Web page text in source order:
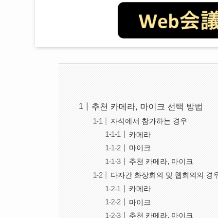
추천 카메라, 마이크 선택 방법
자석에서 참가하는 경우
카메라
마이크
추천 카메라, 마이크
다자간 화상회의 및 웹회의의 경
카메라
마이크
추천 카메라, 마이크